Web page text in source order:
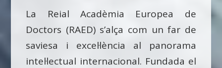
La Reial Acadèmia Europea de
Doctors (RAED) s’alça com un far de
saviesa i excel·lència al panorama
intel·lectual internacional. Fundada el